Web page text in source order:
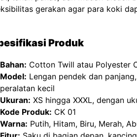
gerakan agar para koki
Produk
Bahan: Cotton Twill atau Polyester
Model: Lengan pendek dan
peralatan kecil
Ukuran: XS hingga XXXL, dengan
Kode Produk: CK 01
Warna: Putih, Hitam, Biru, Merah,